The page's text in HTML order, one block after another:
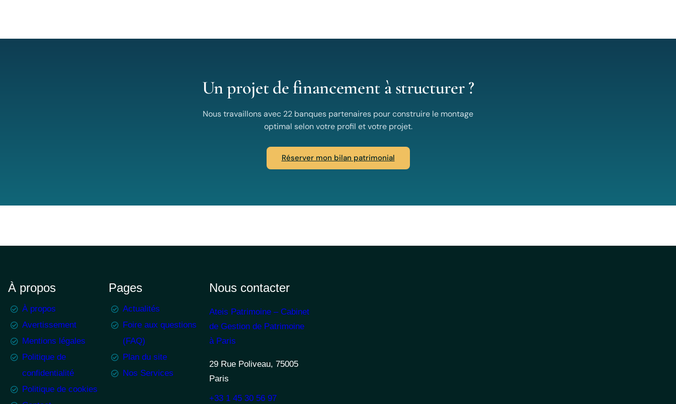
Un projet de financement à structurer ?
Nous travaillons avec 22 banques partenaires pour construire le montage
optimal selon votre profil et votre projet.
Réserver mon bilan patrimonial
À propos
À propos
Avertissement
Mentions légales
Politique de
confidentialité
Politique de cookies
Pages
Actualités
Foire aux questions
(FAQ)
Plan du site
Nos Services
Nous contacter
Ateis Patrimoine – Cabinet
de Gestion de Patrimoine
à Paris
29 Rue Poliveau, 75005
Paris
+33 1 45 30 56 97